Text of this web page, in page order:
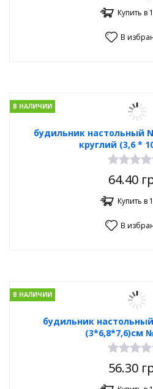
Купить в
В
будильник настольный
круглий (3,6 *
В НАЛИЧИИ
64.40
Купить в
В
будильник
(3*6,8*7,6)см
В НАЛИЧИИ
56.30